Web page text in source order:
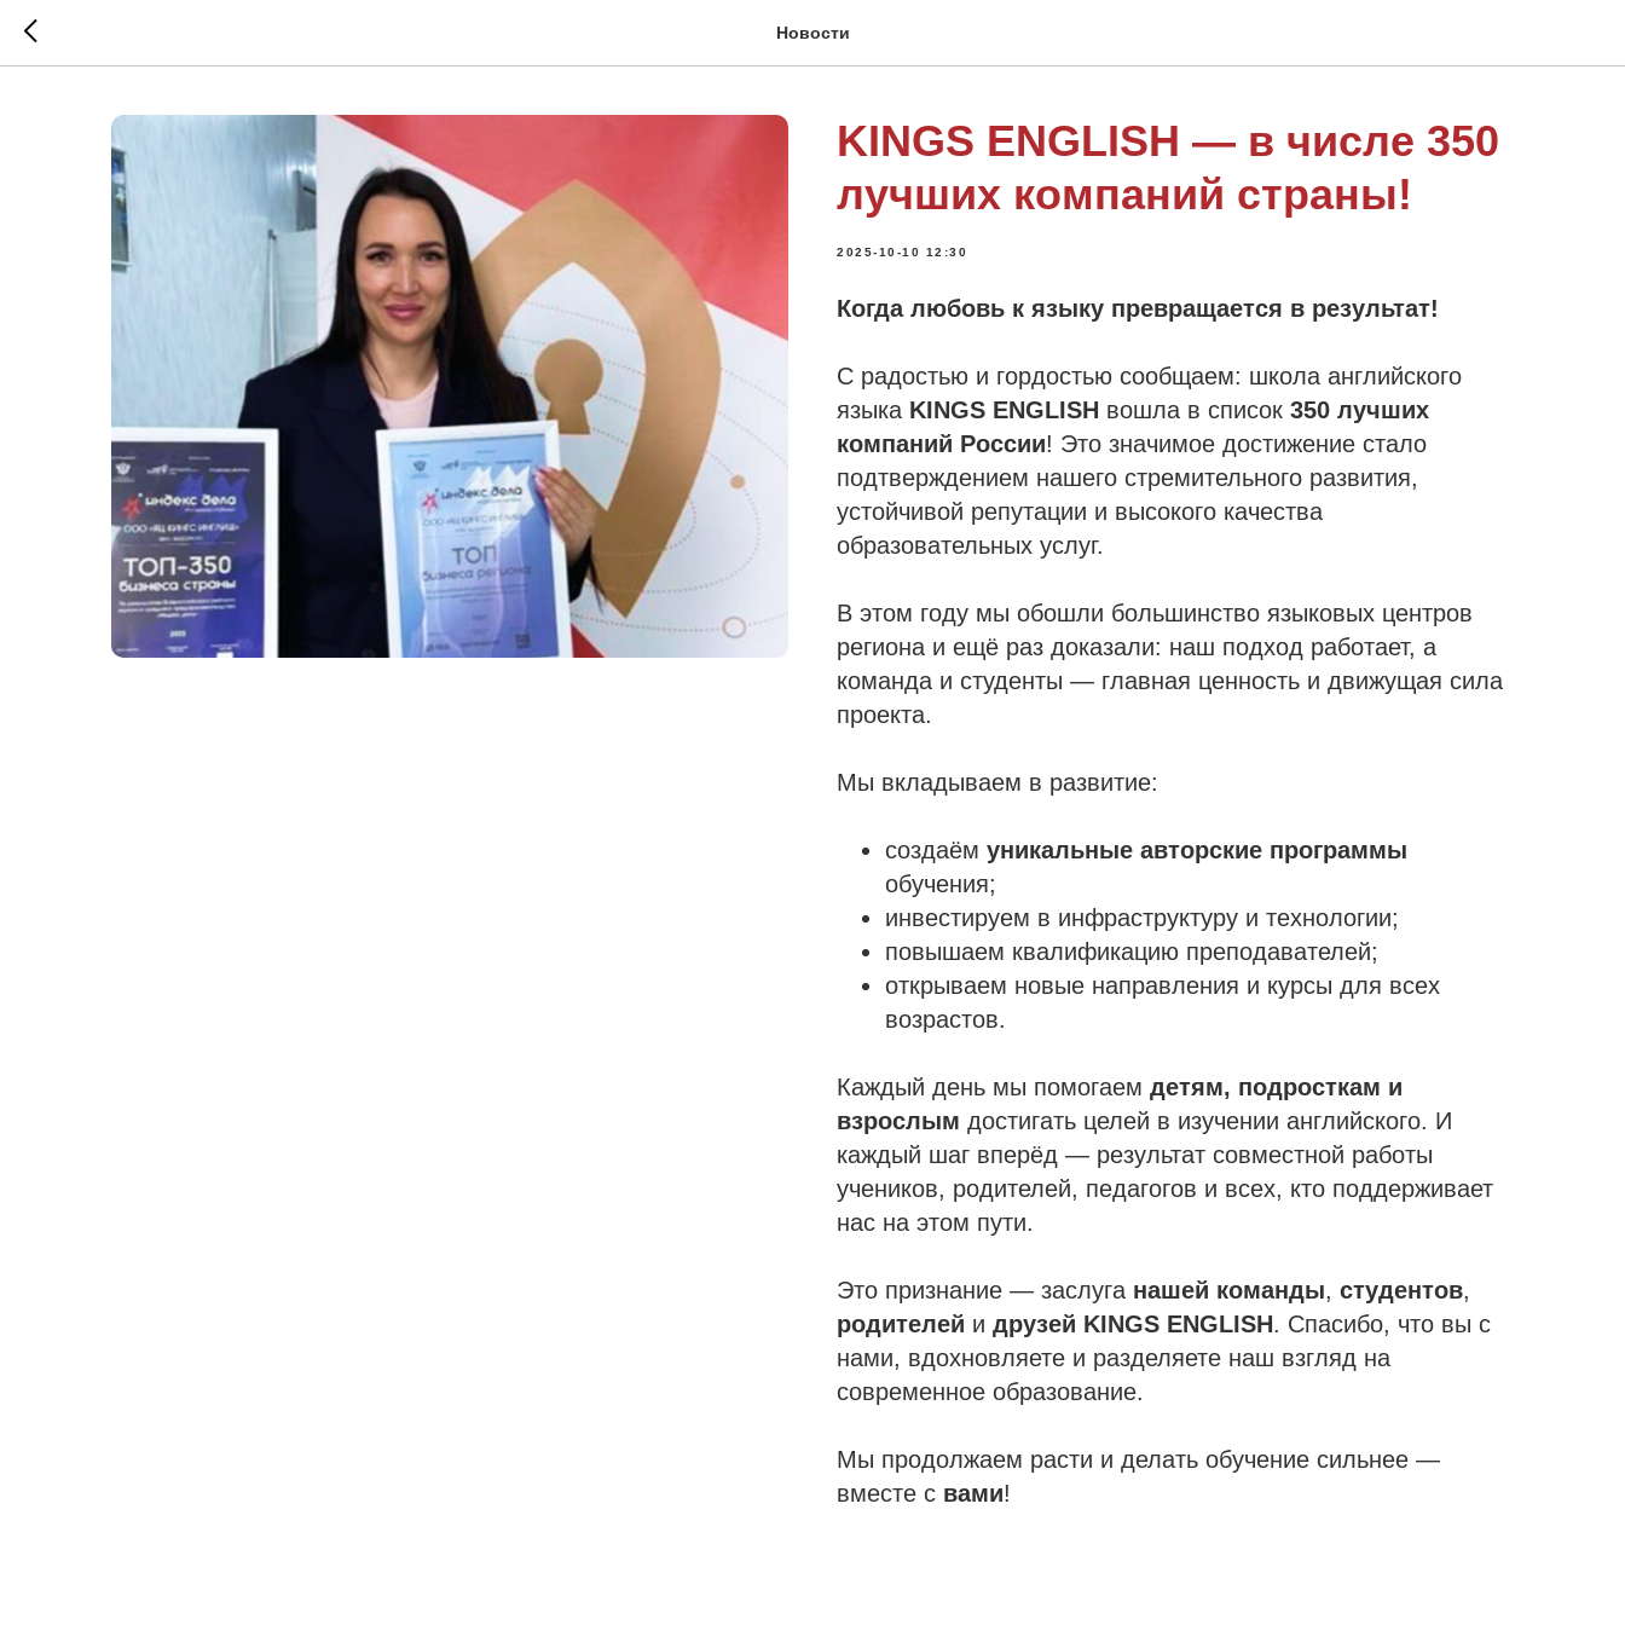
Новости
KINGS ENGLISH — в числе 350
лучших компаний страны!
2025-10-10 12:30
Когда любовь к языку превращается в результат!
С радостью и гордостью сообщаем: школа английского
языка KINGS ENGLISH вошла в список 350 лучших
компаний России! Это значимое достижение стало
подтверждением нашего стремительного развития,
устойчивой репутации и высокого качества
образовательных услуг.
В этом году мы обошли большинство языковых центров
региона и ещё раз доказали: наш подход работает, а
команда и студенты — главная ценность и движущая сила
проекта.
Мы вкладываем в развитие:
создаём уникальные авторские программы
обучения;
инвестируем в инфраструктуру и технологии;
повышаем квалификацию преподавателей;
открываем новые направления и курсы для всех
возрастов.
Каждый день мы помогаем детям, подросткам и
взрослым достигать целей в изучении английского. И
каждый шаг вперёд — результат совместной работы
учеников, родителей, педагогов и всех, кто поддерживает
нас на этом пути.
Это признание — заслуга нашей команды, студентов,
родителей и друзей KINGS ENGLISH. Спасибо, что вы с
нами, вдохновляете и разделяете наш взгляд на
современное образование.
Мы продолжаем расти и делать обучение сильнее —
вместе с вами!